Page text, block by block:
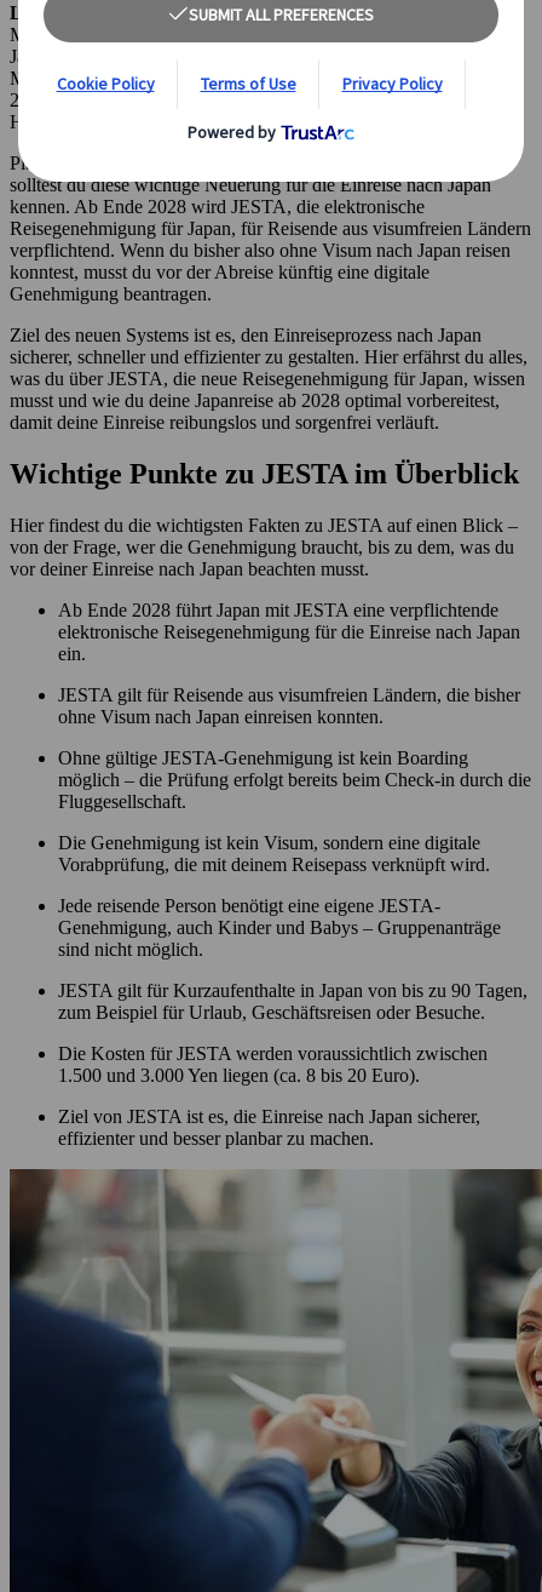
Lorenzo Pilastri
Marketing Manager
Japanspecialist
Madrid, Spanien
24 Mär 2026
Highlights des Reiseziels
Planst du in den nächsten Jahren eine Reise nach Japan? Dann
solltest du diese wichtige Neuerung für die Einreise nach Japan
kennen. Ab Ende 2028 wird JESTA, die elektronische
Reisegenehmigung für Japan, für Reisende aus visumfreien Ländern
verpflichtend. Wenn du bisher also ohne Visum nach Japan reisen
konntest, musst du vor der Abreise künftig eine digitale
Genehmigung beantragen.
Ziel des neuen Systems ist es, den Einreiseprozess nach Japan
sicherer, schneller und effizienter zu gestalten. Hier erfährst du alles,
was du über JESTA, die neue Reisegenehmigung für Japan, wissen
musst und wie du deine Japanreise ab 2028 optimal vorbereitest,
damit deine Einreise reibungslos und sorgenfrei verläuft.
Wichtige Punkte zu JESTA im Überblick
Hier findest du die wichtigsten Fakten zu JESTA auf einen Blick –
von der Frage, wer die Genehmigung braucht, bis zu dem, was du
vor deiner Einreise nach Japan beachten musst.
Ab Ende 2028 führt Japan mit JESTA eine verpflichtende
elektronische Reisegenehmigung für die Einreise nach Japan
ein.
JESTA gilt für Reisende aus visumfreien Ländern, die bisher
ohne Visum nach Japan einreisen konnten.
Ohne gültige JESTA-Genehmigung ist kein Boarding
möglich – die Prüfung erfolgt bereits beim Check-in durch die
Fluggesellschaft.
Die Genehmigung ist kein Visum, sondern eine digitale
Vorabprüfung, die mit deinem Reisepass verknüpft wird.
Jede reisende Person benötigt eine eigene JESTA-
Genehmigung, auch Kinder und Babys – Gruppenanträge
sind nicht möglich.
JESTA gilt für Kurzaufenthalte in Japan von bis zu 90 Tagen,
zum Beispiel für Urlaub, Geschäftsreisen oder Besuche.
Die Kosten für JESTA werden voraussichtlich zwischen
1.500 und 3.000 Yen liegen (ca. 8 bis 20 Euro).
Ziel von JESTA ist es, die Einreise nach Japan sicherer,
effizienter und besser planbar zu machen.